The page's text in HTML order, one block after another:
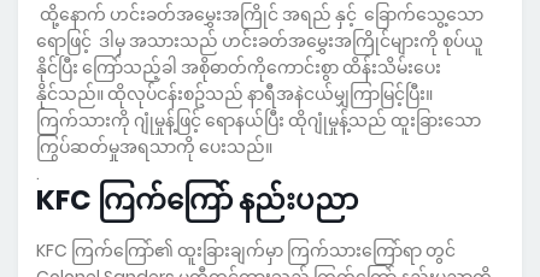
ထို့နောက် ဟင်းခတ်အမွှေးအကြိုင် အရည် နှင့် ခြောက်သွေ့သော
ရောဖြင့် ဒါမှ အသားသည် ဟင်းခတ်အမွှေးအကြိုင်များကို စုပ်ယူ
နိုင်ပြီး ကြော်သည့်ခါ အစိုဓာတ်ကိုကောင်းစွာ ထိန်းသိမ်းပေး
နိုင်သည်။ ထိုလုပ်ငန်းစဥ်သည် နာရီအနဲငယ်မျှကြာမြင့်ပြီး။
ကြက်သားကို ဂျုံမှုန့်ဖြင့် ရောနယ်ပြီး ထိုဂျုံမှုန့်သည် ထူးခြားသော
ကြွပ်ဆတ်မှုအရသာကို ပေးသည်။
.
KFC ကြက်ကြော် နည်းပညာ
KFC ကြက်ကြော်၏ ထူးခြားချက်မှာ ကြက်သားကြော်ရာ တွင်